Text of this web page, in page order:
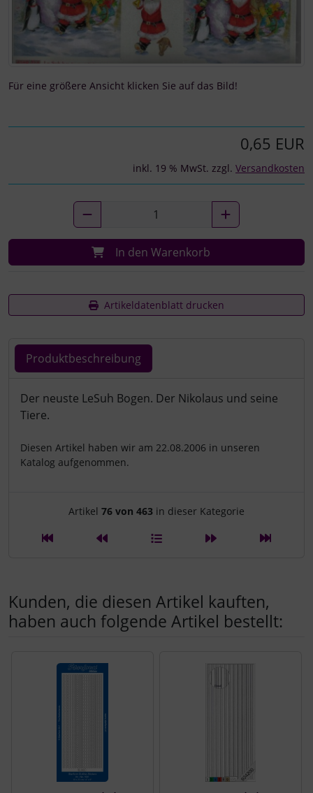
Für eine größere Ansicht klicken Sie auf das Bild!
0,65 EUR
inkl. 19 % MwSt. zzgl. Versandkosten
In den Warenkorb
Artikeldatenblatt drucken
Produktbeschreibung
Produktbeschreibung
Der neuste LeSuh Bogen. Der Nikolaus und seine
Tiere.
Diesen Artikel haben wir am 22.08.2006 in unseren
Katalog aufgenommen.
Artikelnavigation innerhalb
Artikel 76 von 463 in dieser Kategorie
Kunden, die diesen Artikel kauften,
haben auch folgende Artikel bestellt: